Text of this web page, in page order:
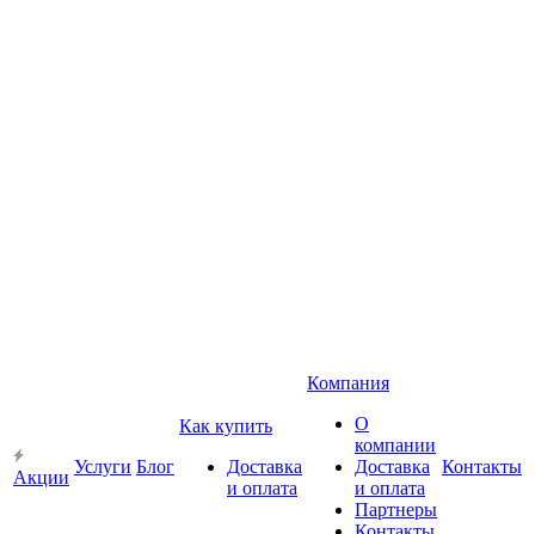
Акции
Услуги Блог
Как купить
Доставка
и оплата
Компания
О
компании
Доставка
и оплата
Партнеры
Контакты